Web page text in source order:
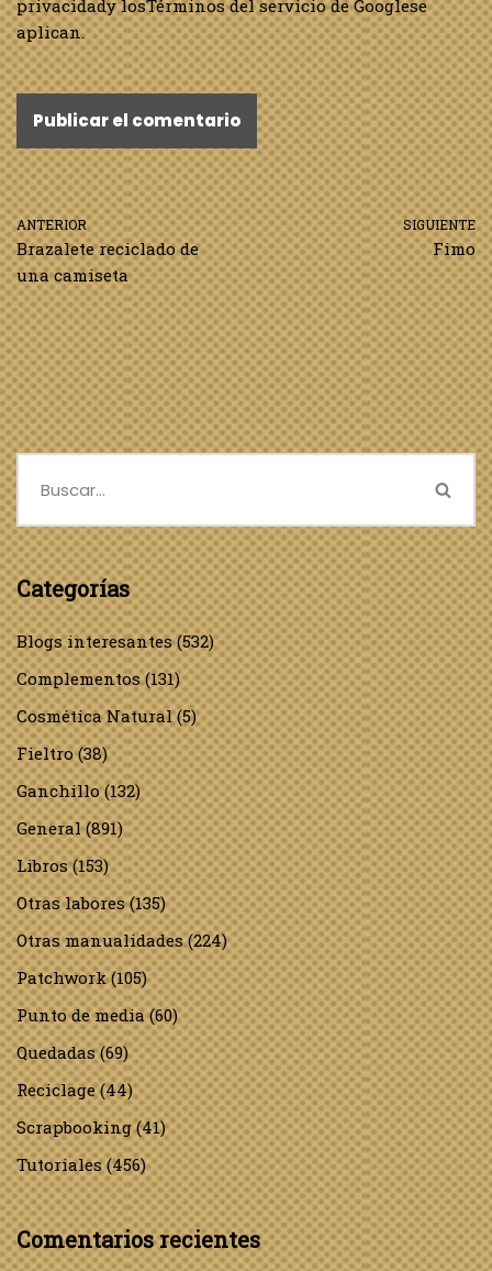
privacidady losTérminos del servicio de Googlese
aplican.
ANTERIOR
Brazalete reciclado de
una camiseta
SIGUIENTE
Fimo
Categorías
Blogs interesantes(532)
Complementos(131)
Cosmética Natural(5)
Fieltro(38)
Ganchillo(132)
General(891)
Libros(153)
Otras labores(135)
Otras manualidades(224)
Patchwork(105)
Punto de media(60)
Quedadas(69)
Reciclage(44)
Scrapbooking(41)
Tutoriales(456)
Comentarios recientes